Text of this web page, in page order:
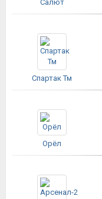
Салют
Спартак Тм
Орёл